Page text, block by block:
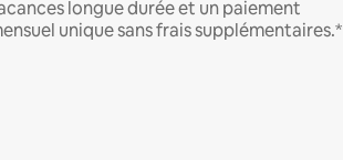
longue durée et un paiement
unique sans frais supplémentaires.*